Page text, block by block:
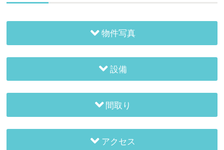
物件写真
設備
間取り
アクセス